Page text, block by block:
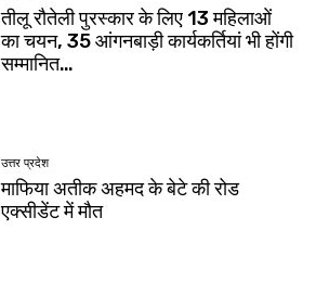
तीलू रौतेली पुरस्कार के लिए 13 महिलाओं
का चयन, 35 आंगनबाड़ी कार्यकर्तियां भी होंगी
सम्मानित…
उत्तर प्रदेश
माफिया अतीक अहमद के बेटे की रोड
एक्सीडेंट में मौत